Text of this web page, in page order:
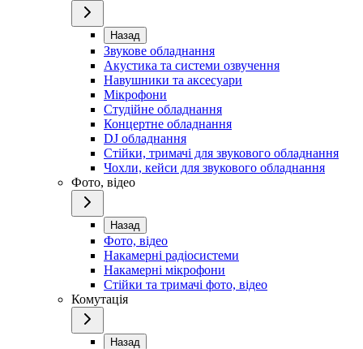
Назад
Звукове обладнання
Акустика та системи озвучення
Навушники та аксесуари
Мікрофони
Студійне обладнання
Концертне обладнання
DJ обладнання
Стійки, тримачі для звукового обладнання
Чохли, кейси для звукового обладнання
Фото, відео
Назад
Фото, відео
Накамерні радіосистеми
Накамерні мікрофони
Стійки та тримачі фото, відео
Комутація
Назад